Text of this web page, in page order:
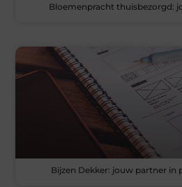
Bloemenpracht thuisbezorgd:
Bijzen Dekker: jouw partner in